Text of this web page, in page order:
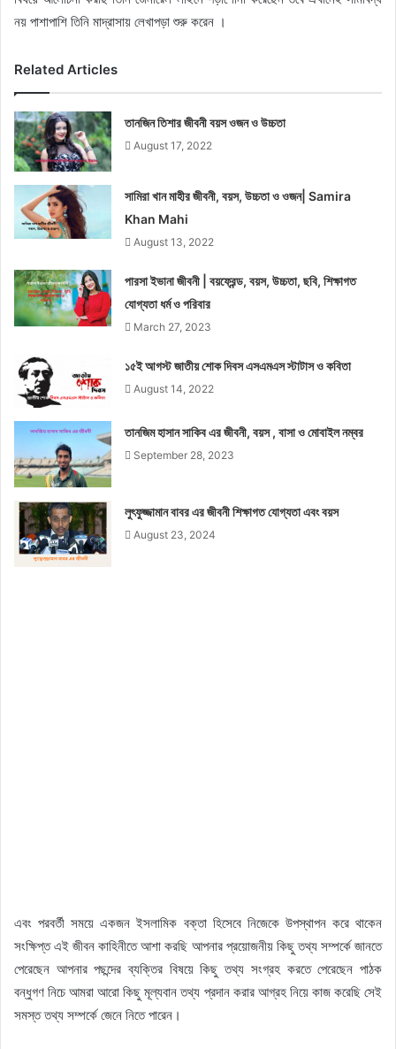
নয় পাশাপাশি তিনি মাদ্রাসায় লেখাপড়া শুরু করেন ।
Related Articles
তানজিন তিশার জীবনী বয়স ওজন ও উচ্চতা
August 17, 2022
সামিরা খান মাহীর জীবনী, বয়স, উচ্চতা ও ওজন| Samira
Khan Mahi
August 13, 2022
পারসা ইভানা জীবনী | বয়ফ্রেন্ড, বয়স, উচ্চতা, ছবি, শিক্ষাগত
যোগ্যতা ধর্ম ও পরিবার
March 27, 2023
১৫ই আগস্ট জাতীয় শোক দিবস এসএমএস স্টাটাস ও কবিতা
August 14, 2022
তানজিম হাসান সাকিব এর জীবনী, বয়স , বাসা ও মোবাইল নম্বর
September 28, 2023
লুৎফুজ্জামান বাবর এর জীবনী শিক্ষাগত যোগ্যতা এবং বয়স
August 23, 2024
এবং পরবর্তী সময়ে একজন ইসলামিক বক্তা হিসেবে নিজেকে উপস্থাপন করে থাকেন
সংক্ষিপ্ত এই জীবন কাহিনীতে আশা করছি আপনার প্রয়োজনীয় কিছু তথ্য সম্পর্কে জানতে
পেরেছেন আপনার পছন্দের ব্যক্তির বিষয়ে কিছু তথ্য সংগ্রহ করতে পেরেছেন পাঠক
বন্ধুগণ নিচে আমরা আরো কিছু মূল্যবান তথ্য প্রদান করার আগ্রহ নিয়ে কাজ করেছি সেই
সমস্ত তথ্য সম্পর্কে জেনে নিতে পারেন।